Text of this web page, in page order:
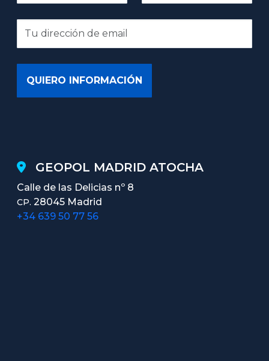
GEOPOL MADRID ATOCHA
Calle de las Delicias nº 8
CP. 28045 Madrid
+34 639 50 77 56